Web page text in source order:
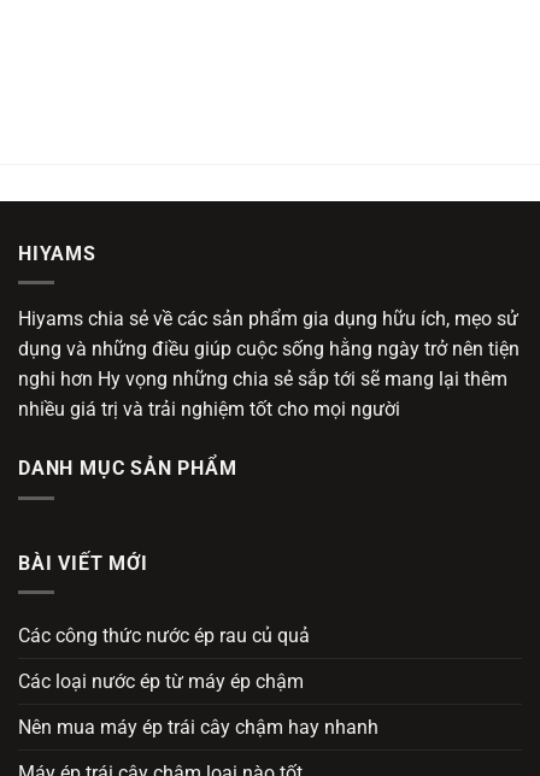
HIYAMS
Hiyams chia sẻ về các sản phẩm gia dụng hữu ích, mẹo sử
dụng và những điều giúp cuộc sống hằng ngày trở nên tiện
nghi hơn Hy vọng những chia sẻ sắp tới sẽ mang lại thêm
nhiều giá trị và trải nghiệm tốt cho mọi người
DANH MỤC SẢN PHẨM
BÀI VIẾT MỚI
Các công thức nước ép rau củ quả
Các loại nước ép từ máy ép chậm
Nên mua máy ép trái cây chậm hay nhanh